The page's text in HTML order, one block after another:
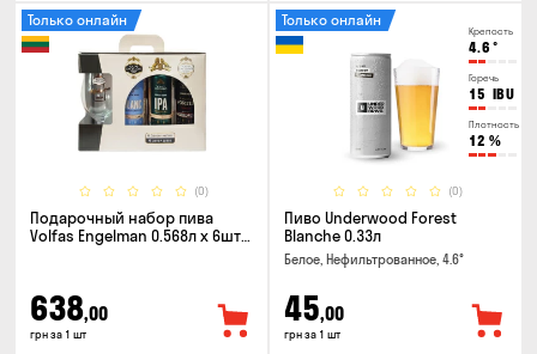
(0)
Только онлайн
Подарочный набор пива
Volfas Engelman 0.568л x 6шт +
638,00
грн за 1 шт
Крепость
4.6 °
Горечь
15 IBU
Плотность
12 %
(0)
Только онлайн
Пиво Underwood Forest
Blanche 0.33л
Белое, Нефильтрованное, 4.6°
45,00
грн за 1 шт